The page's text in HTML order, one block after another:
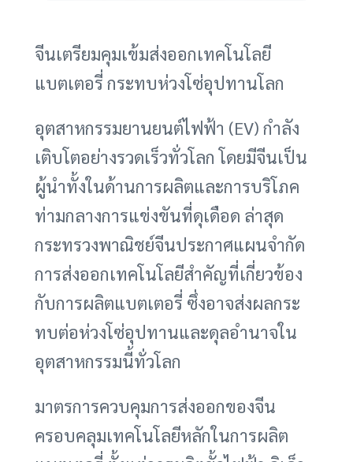
จีนเตรียมคุมเข้มส่งออกเทคโนโลยี
แบตเตอรี่ กระทบห่วงโซ่อุปทานโลก
อุตสาหกรรมยานยนต์ไฟฟ้า (EV) กำลัง
เติบโตอย่างรวดเร็วทั่วโลก โดยมีจีนเป็น
ผู้นำทั้งในด้านการผลิตและการบริโภค
ท่ามกลางการแข่งขันที่ดุเดือด ล่าสุด
กระทรวงพาณิชย์จีนประกาศแผนจำกัด
การส่งออกเทคโนโลยีสำคัญที่เกี่ยวข้อง
กับการผลิตแบตเตอรี่ ซึ่งอาจส่งผลกระ
ทบต่อห่วงโซ่อุปทานและดุลอำนาจใน
อุตสาหกรรมนี้ทั่วโลก
มาตรการควบคุมการส่งออกของจีน
ครอบคลุมเทคโนโลยีหลักในการผลิต